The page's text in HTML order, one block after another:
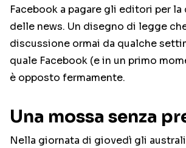
Facebook a pagare gli editori per
delle news. Un disegno di legge
discussione ormai da qualche
quale Facebook (e in un primo
è opposto fermamente.
Una mossa senza
Nella giornata di giovedì gli